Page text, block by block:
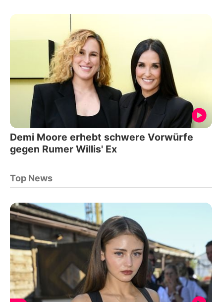
Demi Moore erhebt schwere Vorwürfe
gegen Rumer Willis' Ex
Top News